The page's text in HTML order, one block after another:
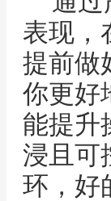
表现，
提前做
你更好
能提升
浸且可
环，好